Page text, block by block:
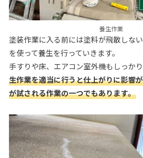
養生作業
塗装作業に入る前には塗料が飛散しな
を使って養生を行っていきます。
手すりや床、エアコン室外機もしっかり
生作業を適当に行うと仕上がりに影響
が試される作業の一つでもあります。